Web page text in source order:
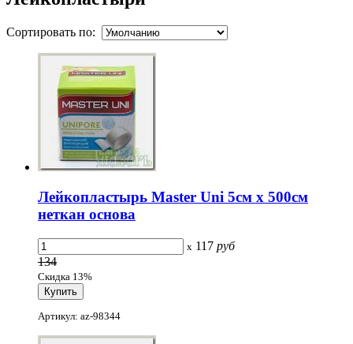
Сортировать по:
Лейкопластырь Master Uni 5cм x 500cм
неткан основа
x 117 руб
134
Скидка 13%
Артикул: az-98344